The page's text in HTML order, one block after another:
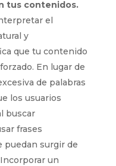
tus contenidos.
el
y
que tu contenido
En lugar de
de palabras
los usuarios
buscar
frases
puedan surgir de
un